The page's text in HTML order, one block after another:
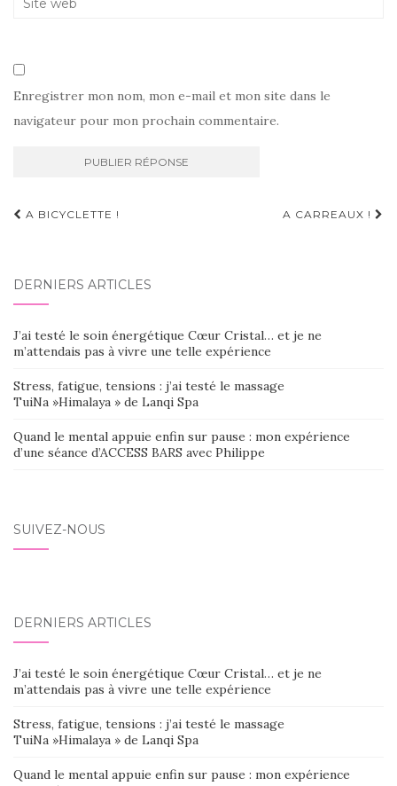
Enregistrer mon nom, mon e-mail et mon site dans le
navigateur pour mon prochain commentaire.
Navigation
A BICYCLETTE ! A CARREAUX !
DERNIERS ARTICLES
J’ai testé le soin énergétique Cœur Cristal… et je ne
m’attendais pas à vivre une telle expérience
Stress, fatigue, tensions : j’ai testé le massage
TuiNa »Himalaya » de Lanqi Spa
Quand le mental appuie enfin sur pause : mon expérience
d’une séance d’ACCESS BARS avec Philippe
SUIVEZ-NOUS
DERNIERS ARTICLES
J’ai testé le soin énergétique Cœur Cristal… et je ne
m’attendais pas à vivre une telle expérience
Stress, fatigue, tensions : j’ai testé le massage
TuiNa »Himalaya » de Lanqi Spa
Quand le mental appuie enfin sur pause : mon expérience